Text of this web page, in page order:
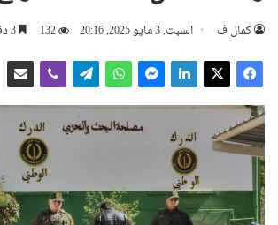
كمال ف السبت, 3 مايو 2025, 20:16 132